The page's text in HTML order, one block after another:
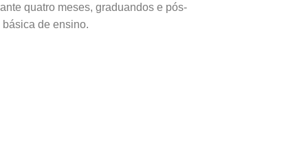
quatro meses, graduandos e pós-
de ensino.